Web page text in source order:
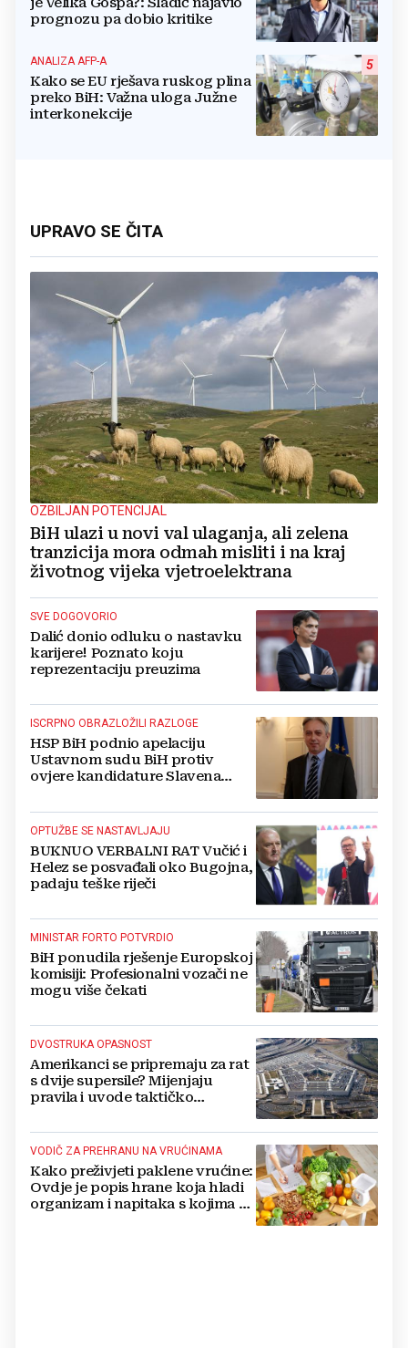
prognozu pa dobio kritike
5
ANALIZA AFP-A
Kako se EU rješava ruskog plina
preko BiH: Važna uloga Južne
interkonekcije
UPRAVO SE ČITA
OZBILJAN POTENCIJAL
BiH ulazi u novi val ulaganja, ali zelena
tranzicija mora odmah misliti i na kraj
životnog vijeka vjetroelektrana
SVE DOGOVORIO
Dalić donio odluku o nastavku
karijere! Poznato koju
reprezentaciju preuzima
ISCRPNO OBRAZLOŽILI RAZLOGE
HSP BiH podnio apelaciju
Ustavnom sudu BiH protiv
ovjere kandidature Slavena
OPTUŽBE SE NASTAVLJAJU
BUKNUO VERBALNI RAT Vučić i
Helez se posvađali oko Bugojna,
padaju teške riječi
MINISTAR FORTO POTVRDIO
BiH ponudila rješenje Europskoj
komisiji: Profesionalni vozači ne
mogu više čekati
DVOSTRUKA OPASNOST
Amerikanci se pripremaju za rat
s dvije supersile? Mijenjaju
pravila i uvode taktičko
VODIČ ZA PREHRANU NA VRUĆINAMA
Kako preživjeti paklene vrućine:
Ovdje je popis hrane koja hladi
organizam i napitaka s kojima si